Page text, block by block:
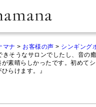
マナ > お客様の声 > シンギング
きそうなサロンでしたし、音の
素晴らしかったです。初めて
らけます。』